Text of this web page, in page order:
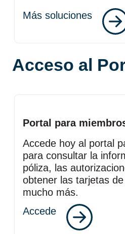
Más soluciones
Acceso al
Portal para
Accede hoy al portal
para consultar la
póliza, las
obtener las tarjetas
mucho más.
Accede